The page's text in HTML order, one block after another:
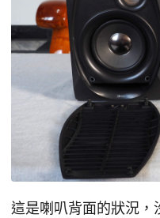
這是喇叭背面的狀況，